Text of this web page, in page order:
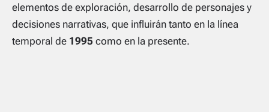
elementos de exploración, desarrollo de personajes y
decisiones narrativas, que influirán tanto en la línea
temporal de 1995 como en la presente.